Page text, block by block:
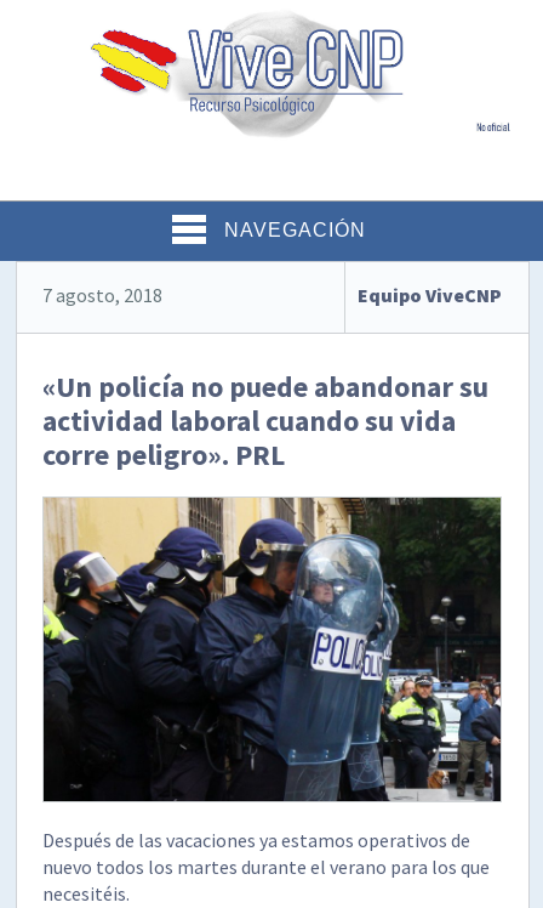
NAVEGACIÓN
7 agosto, 2018 Equipo ViveCNP
«Un policía no puede abandonar su
actividad laboral cuando su vida
corre peligro». PRL
Después de las vacaciones ya estamos operativos de
nuevo todos los martes durante el verano para los que
necesitéis.